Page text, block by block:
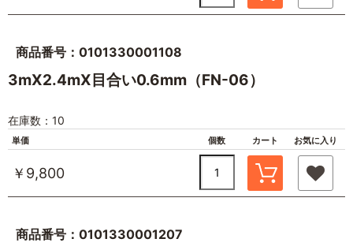
商品番号：0101330001108
3mX2.4mX目合い0.6mm（FN-06）
在庫数：10
単価 個数 カート お気に入り
￥9,800
商品番号：0101330001207